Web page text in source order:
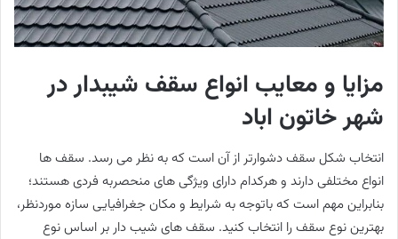
مزایا و معایب انواع سقف شیبدار در
شهر خاتون اباد
انتخاب شکل سقف دشوارتر از آن است که به نظر می رسد. سقف ها
انواع مختلفی دارند و هرکدام دارای ویژگی های منحصربه فردی هستند؛
بنابراین مهم است که باتوجه به شرایط و مکان جغرافیایی سازه موردنظر،
بهترین نوع سقف را انتخاب کنید. سقف های شیب دار بر اساس نوع